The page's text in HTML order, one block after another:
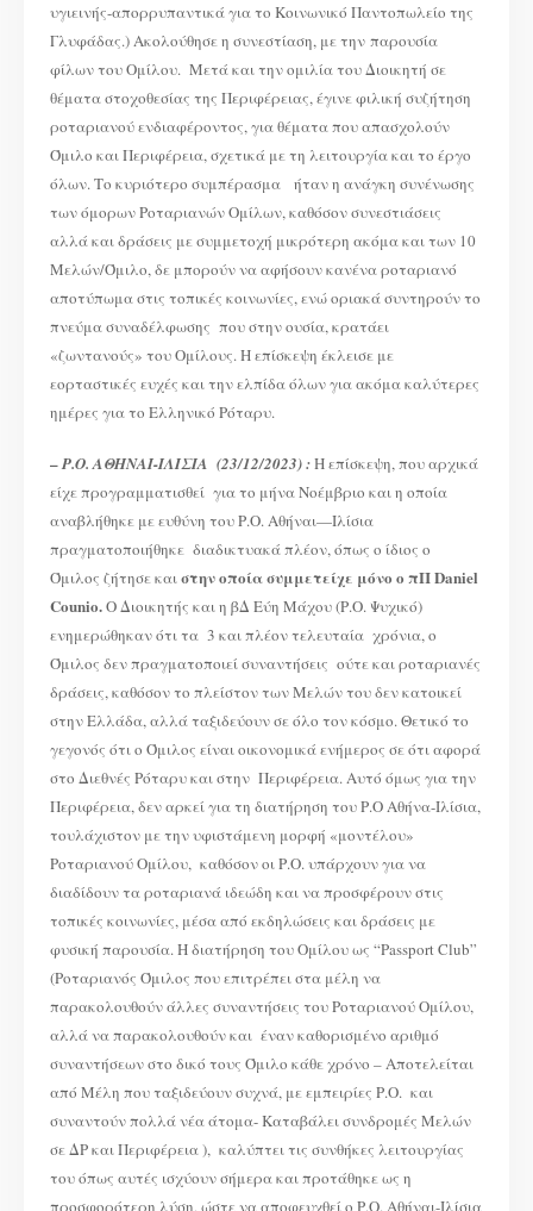
υγιεινής-απορρυπαντικά για το Κοινωνικό Παντοπωλείο της
Γλυφάδας.) Ακολούθησε η συνεστίαση, με την παρουσία
φίλων του Ομίλου. Μετά και την ομιλία του Διοικητή σε
θέματα στοχοθεσίας της Περιφέρειας, έγινε φιλική συζήτηση
ροταριανού ενδιαφέροντος, για θέματα που απασχολούν
Όμιλο και Περιφέρεια, σχετικά με τη λειτουργία και το έργο
όλων. Το κυριότερο συμπέρασμα ήταν η ανάγκη συνένωσης
των όμορων Ροταριανών Ομίλων, καθόσον συνεστιάσεις
αλλά και δράσεις με συμμετοχή μικρότερη ακόμα και των 10
Μελών/Όμιλο, δε μπορούν να αφήσουν κανένα ροταριανό
αποτύπωμα στις τοπικές κοινωνίες, ενώ οριακά συντηρούν το
πνεύμα συναδέλφωσης που στην ουσία, κρατάει
«ζωντανούς» του Ομίλους. Η επίσκεψη έκλεισε με
εορταστικές ευχές και την ελπίδα όλων για ακόμα καλύτερες
ημέρες για το Ελληνικό Ρόταρυ.
–Ρ.Ο. ΑΘΗΝΑΙ-ΙΛΙΣΙΑ (23/12/2023) :Η επίσκεψη, που αρχικά
είχε προγραμματισθεί για το μήνα Νοέμβριο και η οποία
αναβλήθηκε με ευθύνη του Ρ.Ο. Αθήναι—Ιλίσια
πραγματοποιήθηκε διαδικτυακά πλέον, όπως ο ίδιος ο
Όμιλος ζήτησε καιστην οποία συμμετείχε μόνο ο πΠ Daniel
Counio.Ο Διοικητής και η βΔ Εύη Μάχου (Ρ.Ο. Ψυχικό)
ενημερώθηκαν ότι τα 3 και πλέον τελευταία χρόνια, ο
Όμιλος δεν πραγματοποιεί συναντήσεις ούτε και ροταριανές
δράσεις, καθόσον το πλείστον των Μελών του δεν κατοικεί
στην Ελλάδα, αλλά ταξιδεύουν σε όλο τον κόσμο. Θετικό το
γεγονός ότι ο Όμιλος είναι οικονομικά ενήμερος σε ότι αφορά
στο Διεθνές Ρόταρυ και στην Περιφέρεια. Αυτό όμως για την
Περιφέρεια, δεν αρκεί για τη διατήρηση του Ρ.Ο Αθήνα-Ιλίσια,
τουλάχιστον με την υφιστάμενη μορφή «μοντέλου»
Ροταριανού Ομίλου, καθόσον οι Ρ.Ο. υπάρχουν για να
διαδίδουν τα ροταριανά ιδεώδη και να προσφέρουν στις
τοπικές κοινωνίες, μέσα από εκδηλώσεις και δράσεις με
φυσική παρουσία. Η διατήρηση του Ομίλου ως “Passport Club”
(Ροταριανός Όμιλος που επιτρέπει στα μέλη να
παρακολουθούν άλλες συναντήσεις του Ροταριανού Ομίλου,
αλλά να παρακολουθούν και έναν καθορισμένο αριθμό
συναντήσεων στο δικό τους Όμιλο κάθε χρόνο – Αποτελείται
από Μέλη που ταξιδεύουν συχνά, με εμπειρίες Ρ.Ο. και
συναντούν πολλά νέα άτομα- Καταβάλει συνδρομές Μελών
σε ΔΡ και Περιφέρεια ), καλύπτει τις συνθήκες λειτουργίας
του όπως αυτές ισχύουν σήμερα και προτάθηκε ως η
προσφορότερη λύση, ώστε να αποφευχθεί ο Ρ.Ο. Αθήναι-Ιλίσια